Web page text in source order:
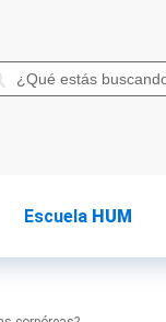
Escuela HUM